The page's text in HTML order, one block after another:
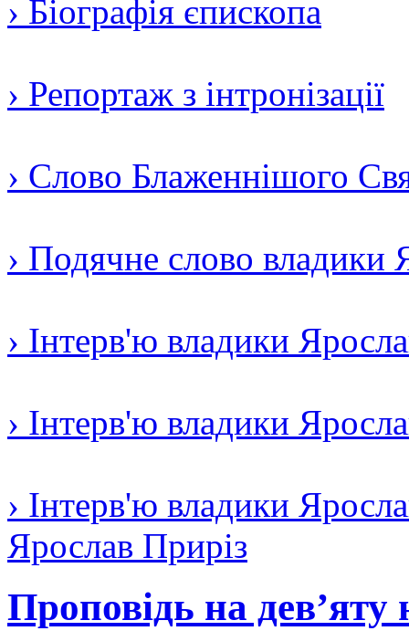
› Біографія єпископа
› Репортаж з інтронізації
› Слово Блаженнішого
› Подячне слово владики
› Інтерв'ю владики
› Інтерв'ю владики
› Інтерв'ю владики
Ярослав Приріз
Проповідь на дев’яту